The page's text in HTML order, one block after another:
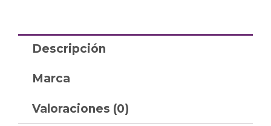
Descripción
Marca
Valoraciones (0)